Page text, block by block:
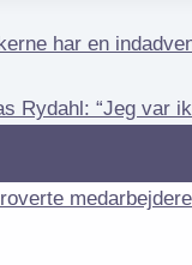
har en
Rydahl: “Jeg var